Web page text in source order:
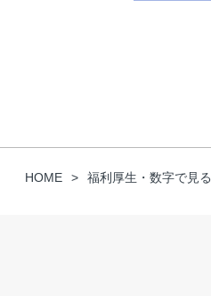
HOME 福利厚生・数字で見る